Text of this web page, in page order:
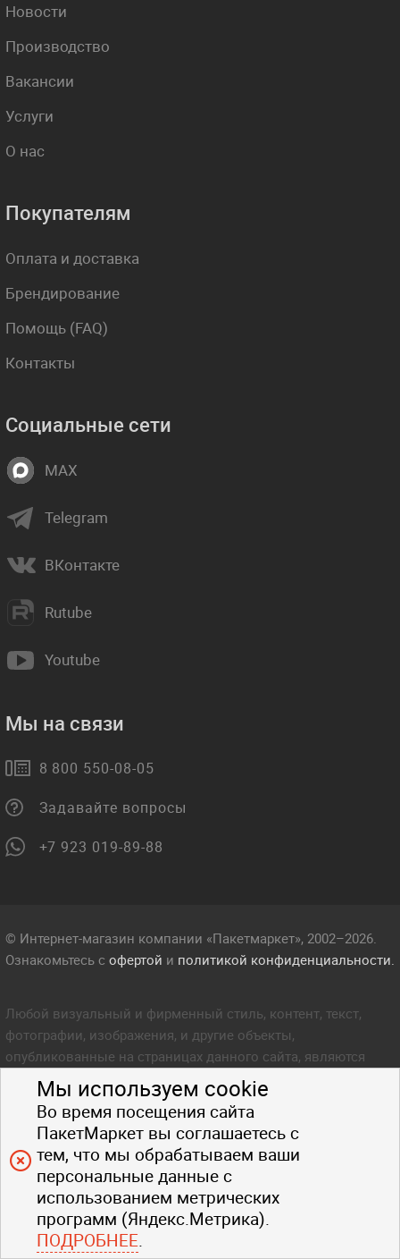
Мы используем cookie
Во время посещения сайта
ПакетМаркет вы соглашаетесь с
тем, что мы обрабатываем ваши
персональные данные с
использованием метрических
программ (Яндекс.Метрика).
ПОДРОБНЕЕ.
Новости
Производство
Вакансии
Услуги
О нас
Покупателям
Оплата и доставка
Брендирование
Помощь (FAQ)
Контакты
Социальные сети
MAX
Telegram
ВКонтакте
Rutube
Youtube
Мы на связи
8 800 550-08-05
Задавайте вопросы
+7 923 019-89-88
© Интернет-магазин компании «Пакетмаркет», 2002–2026.
Ознакомьтесь с офертой и политикой конфиденциальности.
Любой визуальный и фирменный стиль, контент, текст,
фотографии, изображения, и другие объекты,
опубликованные на страницах данного сайта, являются
объектом прав интеллектуальной собственности компании
Пакетмаркет. Любое копирование стиля, контента, текста,
фотографий, изображений и других объектов данного сайта
запрещено.